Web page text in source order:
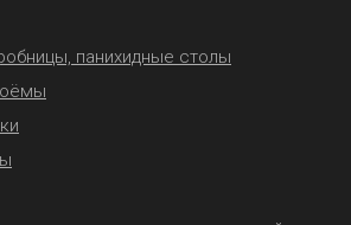
панихидные столы